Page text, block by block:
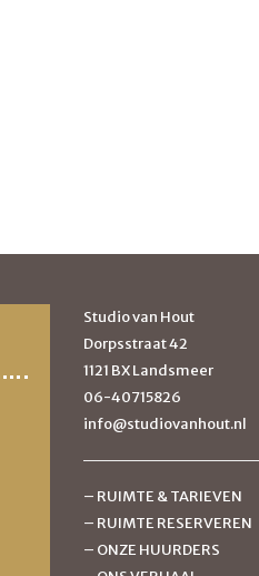
Studio van Hout
Dorpsstraat 42
1121 BX Landsmeer
06-40715826
info@studiovanhout.nl
– RUIMTE & TARIEVEN
– RUIMTE RESERVEREN
– ONZE HUURDERS